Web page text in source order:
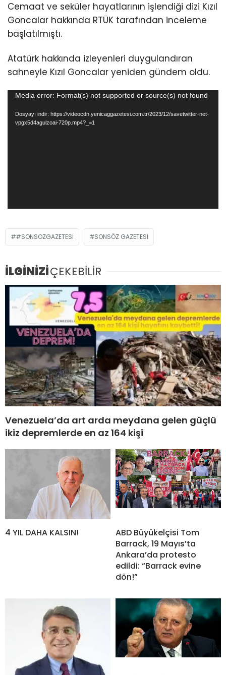
Cemaat ve seküler hayatlarının işlendiği dizi Kızıl
Goncalar hakkında RTÜK tarafından inceleme
başlatılmıştı.
Atatürk hakkında izleyenleri duygulandıran
sahneyle Kızıl Goncalar yeniden gündem oldu.
Video
oynatıcı
Media error: Format(s) not supported or source(s) not found
Dosyayı indir: https://videocdn.yenicaggazetesi.com.tr/2023/12/savetwitter-net-
vpgx5d4agulzoai-720p.mp4?_=1
#SONSOZGAZETESI SONSÖZ GAZETESI
İLGİNİZİÇEKEBİLİR
Venezuela’da art arda meydana gelen güçlü
ikiz depremlerde en az 164 kişi
4 YIL DAHA KALSIN!
ABD Büyükelçisi Tom
Barrack, 19 Mayıs’ta
Ankara’da protesto
edildi: “Barrack evine
dön!”